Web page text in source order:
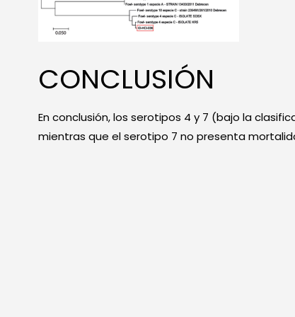
CONCLUSIÓN
En conclusión, los serotipos 4 y 7 (bajo la
mientras que el serotipo 7 no presenta